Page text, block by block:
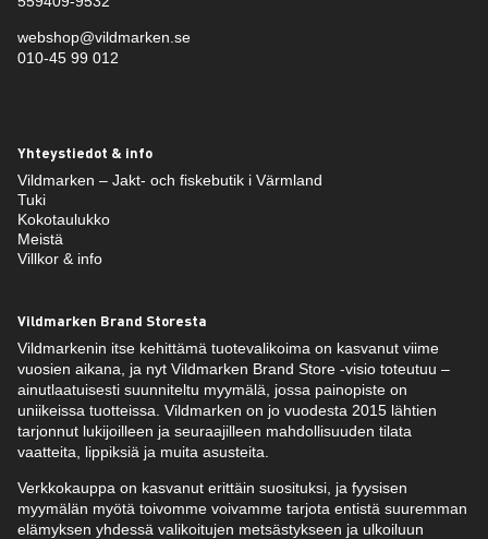
webshop@vildmarken.se
010-45 99 012
Yhteystiedot & info
Vildmarken – Jakt- och fiskebutik i Värmland
Tuki
Kokotaulukko
Meistä
Villkor & info
Vildmarken Brand Storesta
Vildmarkenin itse kehittämä tuotevalikoima on kasvanut viime
vuosien aikana, ja nyt Vildmarken Brand Store -visio toteutuu –
ainutlaatuisesti suunniteltu myymälä, jossa painopiste on
uniikeissa tuotteissa. Vildmarken on jo vuodesta 2015 lähtien
tarjonnut lukijoilleen ja seuraajilleen mahdollisuuden tilata
vaatteita, lippiksiä ja muita asusteita.
Verkkokauppa on kasvanut erittäin suosituksi, ja fyysisen
myymälän myötä toivomme voivamme tarjota entistä suuremman
elämyksen yhdessä valikoitujen metsästykseen ja ulkoiluun